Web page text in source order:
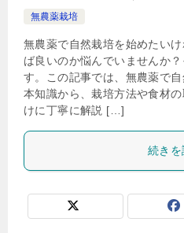
無農薬栽培
無農薬で自然栽培を始めたい
ば良いのか悩んでいませんか
す。この記事では、無農薬で
本知識から、栽培方法や食材
けに丁寧に解説 […]
続き